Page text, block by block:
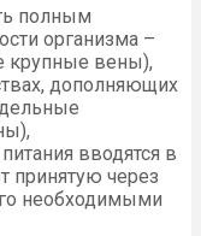
полным
организма –
крупные вены),
дополняющих
вводятся в
принятую через
необходимыми